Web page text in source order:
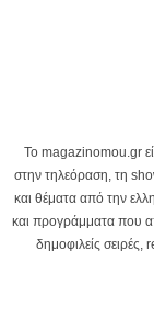
Το magazinomou.gr
στην τηλεόραση, τη
και θέματα από την
και προγράμματα που
δημοφιλείς